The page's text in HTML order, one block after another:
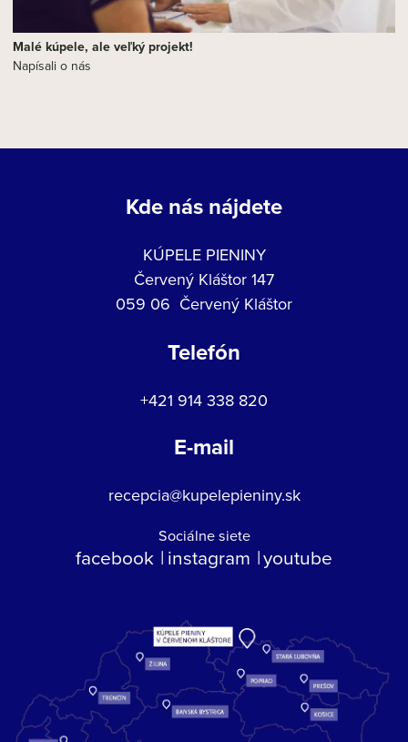
Malé kúpele, ale veľký projekt!
Napísali o nás
Kde nás nájdete
KÚPELE PIENINY
Červený Kláštor 147
059 06 Červený Kláštor
Telefón
+421 914 338 820
E-mail
recepcia@kupelepieniny.sk
Sociálne siete
facebook instagram youtube